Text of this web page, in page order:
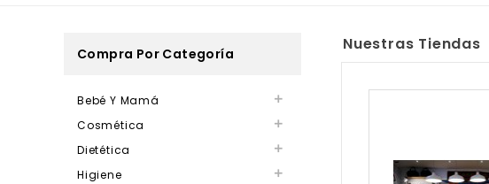
Compra Por Categoría
Bebé Y Mamá 
Cosmética 
Dietética 
Higiene 
Nuestras Tiendas